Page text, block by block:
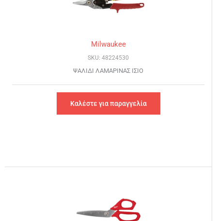
Milwaukee
SKU: 48224530
ΨΑΛΙΔΙ ΛΑΜΑΡΙΝΑΣ ΙΣΙΟ
Καλέστε για παραγγελία